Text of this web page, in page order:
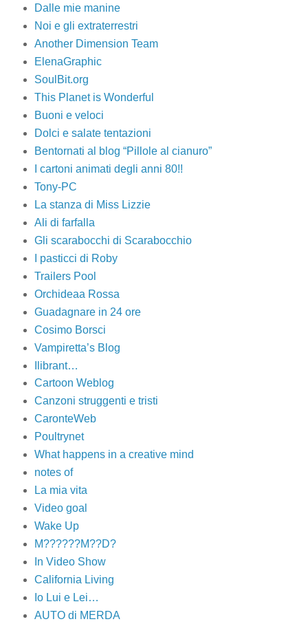
Dalle mie manine
Noi e gli extraterrestri
Another Dimension Team
ElenaGraphic
SoulBit.org
This Planet is Wonderful
Buoni e veloci
Dolci e salate tentazioni
Bentornati al blog “Pillole al cianuro”
I cartoni animati degli anni 80!!
Tony-PC
La stanza di Miss Lizzie
Ali di farfalla
Gli scarabocchi di Scarabocchio
I pasticci di Roby
Trailers Pool
Orchideaa Rossa
Guadagnare in 24 ore
Cosimo Borsci
Vampiretta’s Blog
Ilibrant…
Cartoon Weblog
Canzoni struggenti e tristi
CaronteWeb
Poultrynet
What happens in a creative mind
notes of
La mia vita
Video goal
Wake Up
M??????M??D?
In Video Show
California Living
Io Lui e Lei…
AUTO di MERDA